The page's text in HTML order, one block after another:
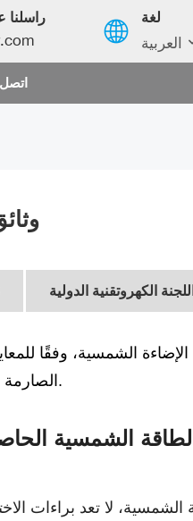
راسلنا لغة
العربية
اتصل
اللجنة الكهروتقنية الدولية
الصارمة لتسليم منتجات عالية الجودة.
الشمسية